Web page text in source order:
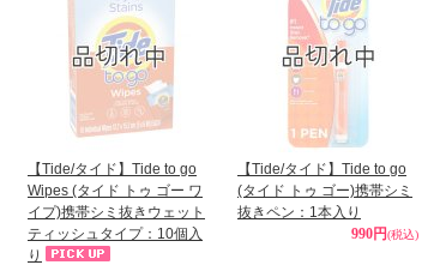
【Tide/タイド】Tide to go
Wipes (タイド トゥ ゴー ワ
イプ)携帯シミ抜きウェット
ティッシュタイプ：10個入
り
【Tide/タイド】Tide to go
(タイド トゥ ゴー)携帯シミ
抜きペン：1本入り
990円(税込)